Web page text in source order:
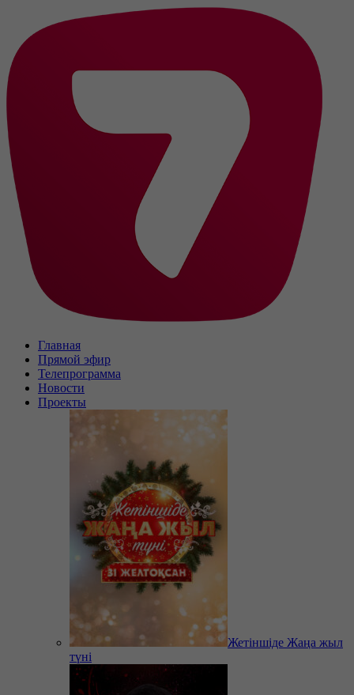
Главная
Прямой эфир
Телепрограмма
Новости
Проекты
Жетіншіде Жаңа жыл
түні